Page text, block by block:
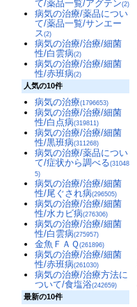
て/薬品一覧/アグテン(2)
病気の治療/薬品につい
て/薬品一覧/サンエー
ス(2)
病気の治療/治療/細菌
性/白雲病(2)
病気の治療/治療/細菌
性/赤班病(2)
人気の10件
病気の治療(1796653)
病気の治療/治療/細菌
性/白点病(319811)
病気の治療/治療/細菌
性/黒班病(311268)
病気の治療/薬品につい
て/症状から調べる(31048
5)
病気の治療/治療/細菌
性/尾ぐされ病(296505)
病気の治療/治療/細菌
性/水カビ病(276306)
病気の治療/治療/細菌
性/白雲病(275957)
金魚ＦＡＱ(261896)
病気の治療/治療/細菌
性/赤班病(261030)
病気の治療/治療方法に
ついて/食塩浴(242659)
最新の10件